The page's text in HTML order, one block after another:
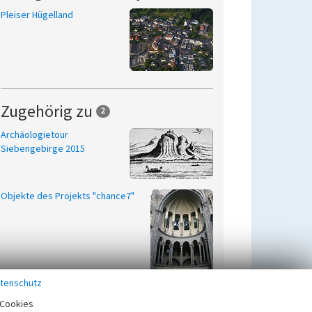
Pleiser Hügelland
Zugehörig zu 2
Archäologietour
Siebengebirge 2015
Objekte des Projekts "chance7"